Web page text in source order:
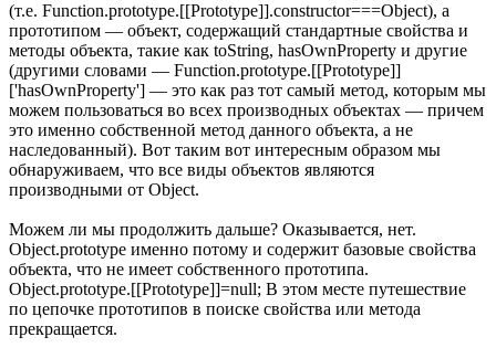
(т.е. Function.prototype.[[Prototype]].constructor===Object), а
прототипом — объект, содержащий стандартные свойства и
методы объекта, такие как toString, hasOwnProperty и другие
(другими словами — Function.prototype.[[Prototype]]
['hasOwnProperty'] — это как раз тот самый метод, которым мы
можем пользоваться во всех производных объектах — причем
это именно собственной метод данного объекта, а не
наследованный). Вот таким вот интересным образом мы
обнаруживаем, что все виды объектов являются
производными от Object.
Можем ли мы продолжить дальше? Оказывается, нет.
Object.prototype именно потому и содержит базовые свойства
объекта, что не имеет собственного прототипа.
Object.prototype.[[Prototype]]=null; В этом месте путешествие
по цепочке прототипов в поиске свойства или метода
прекращается.